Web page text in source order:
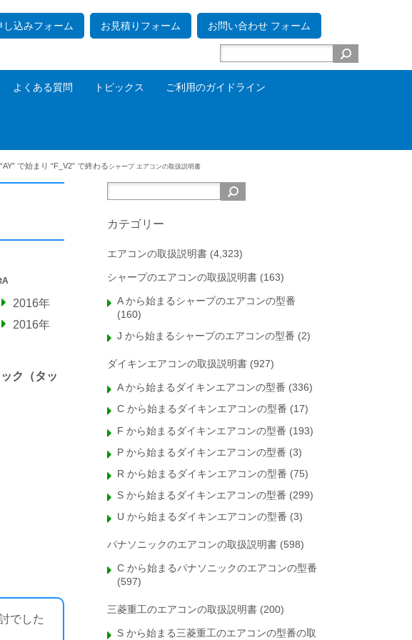
し込みフォーム お見積りフォーム お問い合わせ フォーム
よくある質問 トピックス ご利用のガイドライン
“AY” で始まり “F_V2” で終わる シャープ エアコンの取扱説明書
A
2016年
2016年
ク（タッ
でした
カテゴリー
エアコンの取扱説明書 (4,323)
シャープのエアコンの取扱説明書 (163)
A から始まるシャープのエアコンの型番
(160)
J から始まるシャープのエアコンの型番 (2)
ダイキンエアコンの取扱説明書 (927)
A から始まるダイキンエアコンの型番 (336)
C から始まるダイキンエアコンの型番 (17)
F から始まるダイキンエアコンの型番 (193)
P から始まるダイキンエアコンの型番 (3)
R から始まるダイキンエアコンの型番 (75)
S から始まるダイキンエアコンの型番 (299)
U から始まるダイキンエアコンの型番 (3)
パナソニックのエアコンの取扱説明書 (598)
C から始まるパナソニックのエアコンの型番
(597)
三菱重工のエアコンの取扱説明書 (200)
S から始まる三菱重工のエアコンの型番の取